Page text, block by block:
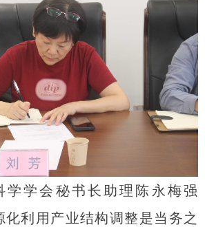
学学会秘书长助理陈永梅强
化利用产业结构调整是当务之